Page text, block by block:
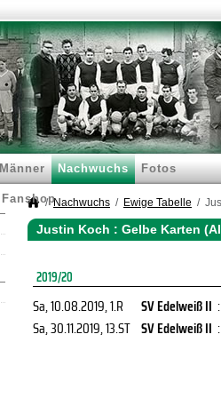
Männer Nachwuchs Fotos
FanshopNachwuchs Ewige Tabelle
Justin Koch : Gelbe Karten
2019/20
Sa, 10.08.2019, 1.R SV Edelweiß II :
Sa, 30.11.2019, 13.ST SV Edelweiß II :